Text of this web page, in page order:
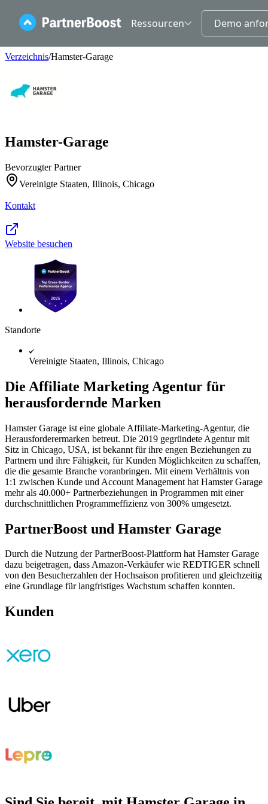
Ressourcen Demo
Verzeichnis/Hamster-Garage
Hamster-Garage
Bevorzugter Partner
Vereinigte Staaten, Illinois, Chicago
Kontakt
Website besuchen
Standorte
Vereinigte Staaten, Illinois, Chicago
Die Affiliate Marketing Agentur für
herausfordernde Marken
Hamster Garage ist eine globale Affiliate-Marketing-Agentur, die
Herausforderermarken betreut. Die 2019 gegründete Agentur mit
Sitz in Chicago, USA, ist bekannt für ihre engen Beziehungen zu
Partnern und ihre Fähigkeit, für Kunden Möglichkeiten zu schaffen,
die die gesamte Branche voranbringen. Mit einem Verhältnis von
1:1 zwischen Kunde und Account Management hat Hamster Garage
mehr als 40.000+ Partnerbeziehungen in Programmen mit einer
durchschnittlichen Programmeffizienz von 300% umgesetzt.
PartnerBoost und Hamster Garage
Durch die Nutzung der PartnerBoost-Plattform hat Hamster Garage
dazu beigetragen, dass Amazon-Verkäufer wie REDTIGER schnell
von den Besucherzahlen der Hochsaison profitieren und gleichzeitig
eine Grundlage für langfristiges Wachstum schaffen konnten.
Kunden